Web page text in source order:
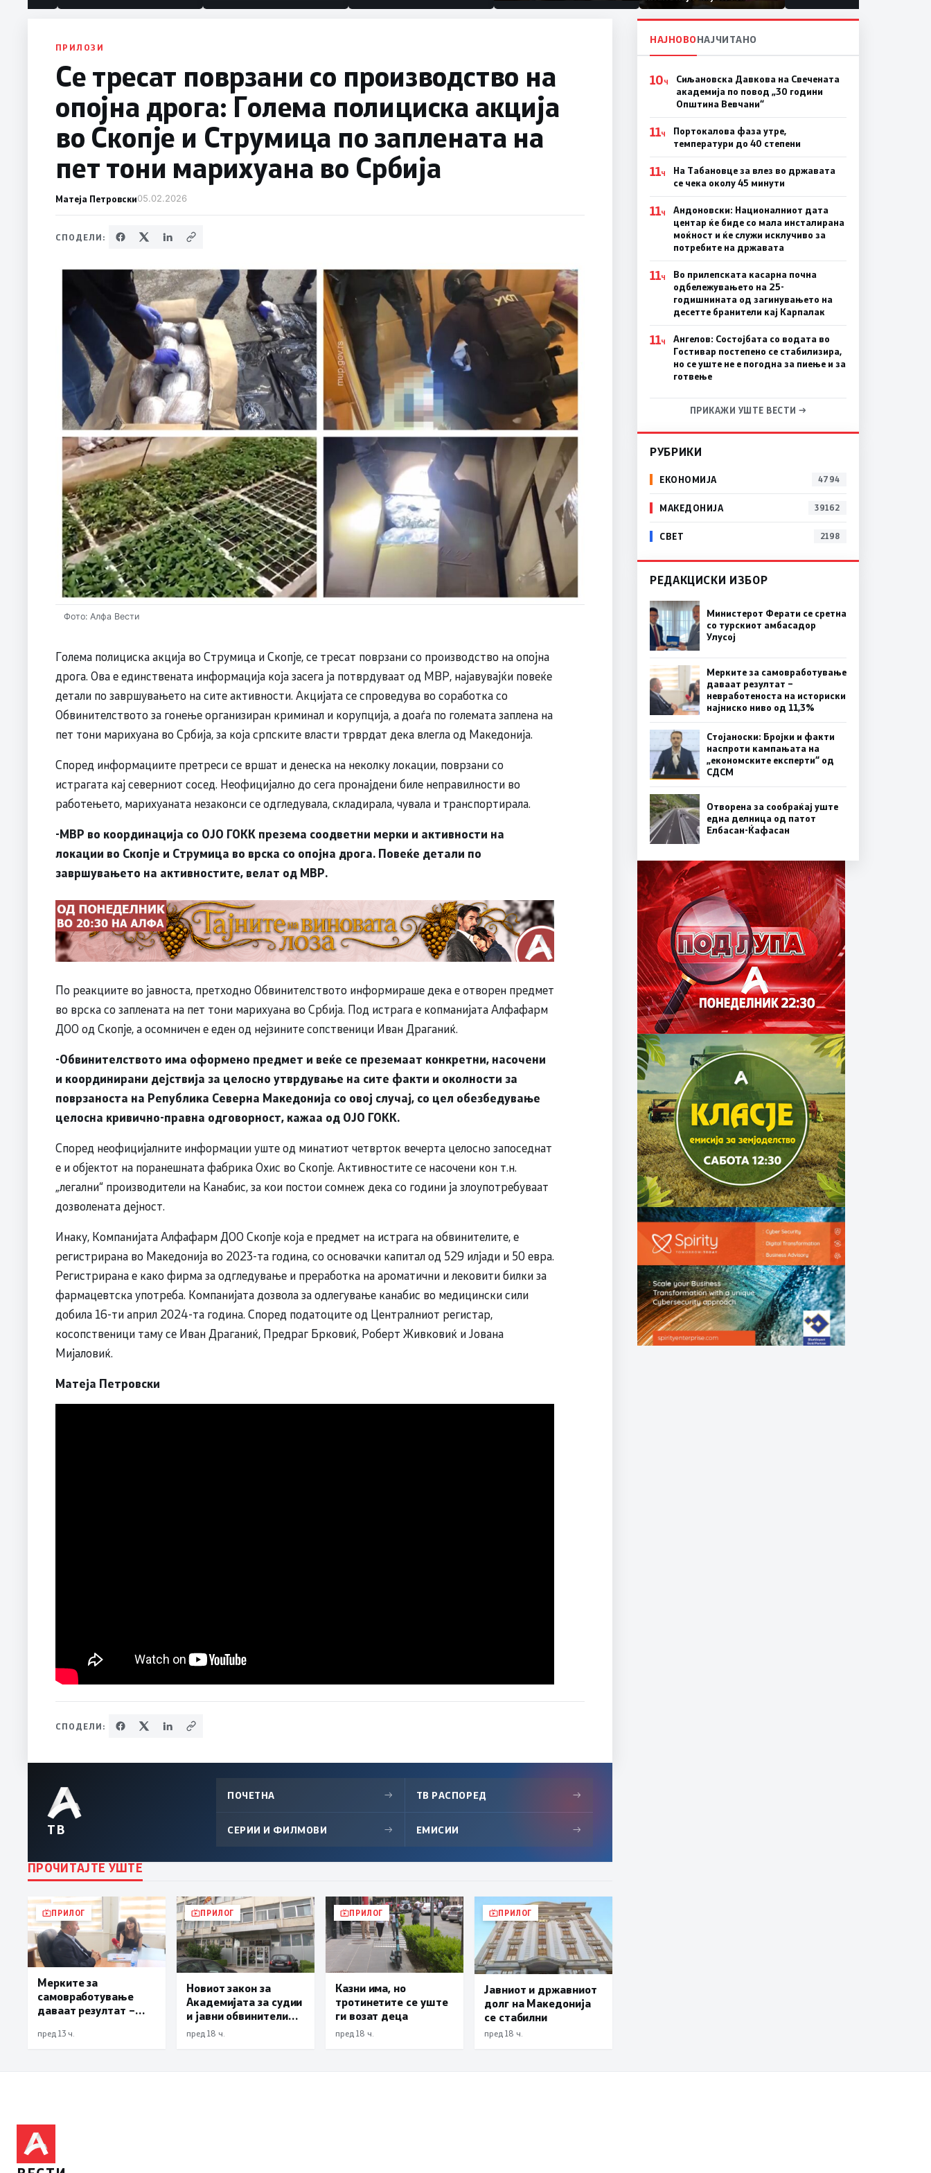
половина тунел во слепа
првачиња помалку
ПРИЛОЗИ
Се тресат поврзани со производство на
опојна дрога: Голема полициска акција
во Скопје и Струмица по заплената на
пет тони марихуана во Србија
Матеја Петровски05.02.2026
СПОДЕЛИ:
Фото: Алфа Вести
Голема полициска акција во Струмица и Скопје, се тресат поврзани со производство на опојна
дрога. Ова е единствената информација која засега ја потврдуваат од МВР, најавувајќи повеќе
детали по завршувањето на сите активности. Акцијата се спроведува во соработка со
Обвинителството за гонење организиран криминал и корупција, а доаѓа по големата заплена на
пет тони марихуана во Србија, за која српските власти трврдат дека влегла од Македонија.
Според информациите претреси се вршат и денеска на неколку локации, поврзани со
истрагата кај северниот сосед. Неофицијално до сега пронајдени биле неправилности во
работењето, марихуаната незаконси се одгледувала, складирала, чувала и транспортирала.
-МВР во координација со ОЈО ГОКК презема соодветни мерки и активности на
локации во Скопје и Струмица во врска со опојна дрога. Повеќе детали по
завршувањето на активностите, велат од МВР.
По реакциите во јавноста, претходно Обвинителството информираше дека е отворен предмет
во врска со заплената на пет тони марихуана во Србија. Под истрага е копманијата Алфафарм
ДОО од Скопје, а осомничен е еден од нејзините сопственици Иван Драганиќ.
-Обвинителството има оформено предмет и веќе се преземаат конкретни, насочени
и координирани дејствија за целосно утврдување на сите факти и околности за
поврзаноста на Република Северна Македонија со овој случај, со цел обезбедување
целосна кривично-правна одговорност, кажаа од ОЈО ГОКК.
Според неофицијалните информации уште од минатиот четврток вечерта целосно запоседнат
е и објектот на поранешната фабрика Охис во Скопје. Активностите се насочени кон т.н.
„легални“ производители на Канабис, за кои постои сомнеж дека со години ја злоупотребуваат
дозволената дејност.
Инаку, Компанијата Алфафарм ДОО Скопје која е предмет на истрага на обвинителите, е
регистрирана во Македонија во 2023-та година, со основачки капитал од 529 илјади и 50 евра.
Регистрирана е како фирма за одгледување и преработка на ароматични и лековити билки за
фармацевтска употреба. Компанијата дозвола за одлегување канабис во медицински сили
добила 16-ти април 2024-та година. Според податоците од Централниот регистар,
косопственици таму се Иван Драганиќ, Предраг Брковиќ, Роберт Живковиќ и Јована
Мијаловиќ.
Матеја Петровски
СПОДЕЛИ:
ТВ
ПОЧЕТНА → ТВ РАСПОРЕД →
СЕРИИ И ФИЛМОВИ → ЕМИСИИ →
ПРОЧИТАЈТЕ УШТЕ
ПРИЛОГ
Мерките за
самовработување
даваат резултат –
историски најниско
пред 13 ч.
ПРИЛОГ
Новиот закон за
Академијата за судии
и јавни обвинители
наскоро во
Собранието
пред 18 ч.
ПРИЛОГ
Казни има, но
тротинетите се уште
ги возат деца
пред 18 ч.
ПРИЛОГ
Јавниот и државниот
долг на Македонија
се стабилни
пред 18 ч.
НАЈНОВОНАЈЧИТАНО
10Ч
Сиљановска Давкова на Свечената
академија по повод „30 години
Општина Вевчани“
11Ч
Портокалова фаза утре,
температури до 40 степени
11Ч
На Табановце за влез во државата
се чека околу 45 минути
11Ч
Андоновски: Националниот дата
центар ќе биде со мала инсталирана
моќност и ќе служи исклучиво за
потребите на државата
11Ч
Во прилепската касарна почна
одбележувањето на 25-
годишнината од загинувањето на
десетте бранители кај Карпалак
11Ч
Ангелов: Состојбата со водата во
Гостивар постепено се стабилизира,
но се уште не е погодна за пиење и за
готвење
ПРИКАЖИ УШТЕ ВЕСТИ →
РУБРИКИ
ЕКОНОМИЈА 4794
МАКЕДОНИЈА 39162
СВЕТ 2198
РЕДАКЦИСКИ ИЗБОР
Министерот Ферати се сретна
со турскиот амбасадор
Улусој
Мерките за самовработување
даваат резултат –
невработеноста на историски
најниско ниво од 11,3%
Стојаноски: Бројки и факти
наспроти кампањата на
„економските експерти“ од
СДСM
Отворена за сообраќај уште
една делница од патот
Елбасан-Ќафасан